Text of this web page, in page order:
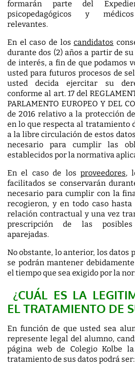
formarán parte del
psicopedagógicos y
relevantes.
En el caso de loscandidatos
durante dos (2) años a partir de
de interés, a fin de que podamos
usted para futuros procesos de
usted decida ejercitar su
conforme al art. 17 del
PARLAMENTO EUROPEO Y DEL
de 2016 relativo a la protección
en lo que respecta al tratamiento
a la libre circulación de estos
necesario para cumplir las
establecidos por la normativa
En el caso de los proveedores,
facilitados se conservarán
necesario para cumplir con la
recogieron, y en todo caso
relación contractual y una vez
prescripción de las
aparejadas.
No obstante, lo anterior, los datos
se podrán mantener
el tiempo que sea exigido por la
¿CUÁL ES LA
EL TRATAMIENTO DE
En función de que usted sea
represente legal del alumno,
página web de Colegio Kolbe
tratamiento de sus datos podrá ser: